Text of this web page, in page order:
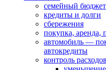
семейный бюджет
кредиты и долги
сбережения
покупка, аренда,
автомобиль —
автокредиты
контроль расходов